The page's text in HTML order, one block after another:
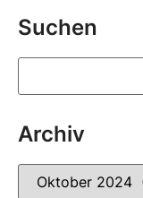
Suchen
Archiv